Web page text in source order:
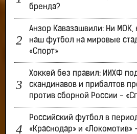
бренда?
Анзор Кавазашвили: Ни МОК,
наш футбол на мировые
«Спорт»
Хоккей без правил: ИИХФ
скандинавов и прибалтов
против сборной России -
Российский футбол в
«Краснодар» и